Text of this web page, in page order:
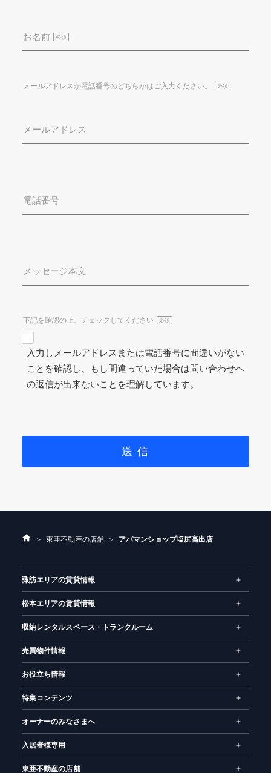
お名前 必須
メールアドレスか電話番号のどちらかはご入力ください。 必須
メールアドレス
電話番号
メッセージ本文
入力しメールアドレスまたは電話番号に間違いがない
ことを確認し、もし間違っていた場合は問い合わせへ
の返信が出来ないことを理解しています。
下記を確認の上、チェックしてください 必須
ホ
東亜不動産の店舗 アパマンショップ塩尻高出店
諏訪エリアの賃貸情報
松本エリアの賃貸情報
収納レンタルスペース・トランクルーム
売買物件情報
お役立ち情報
特集コンテンツ
オーナーのみなさまへ
入居者様専用
東亜不動産の店舗